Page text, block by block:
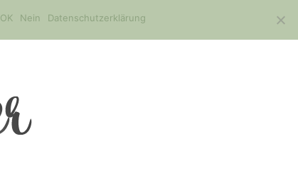
OK Nein Datenschutzerklärung